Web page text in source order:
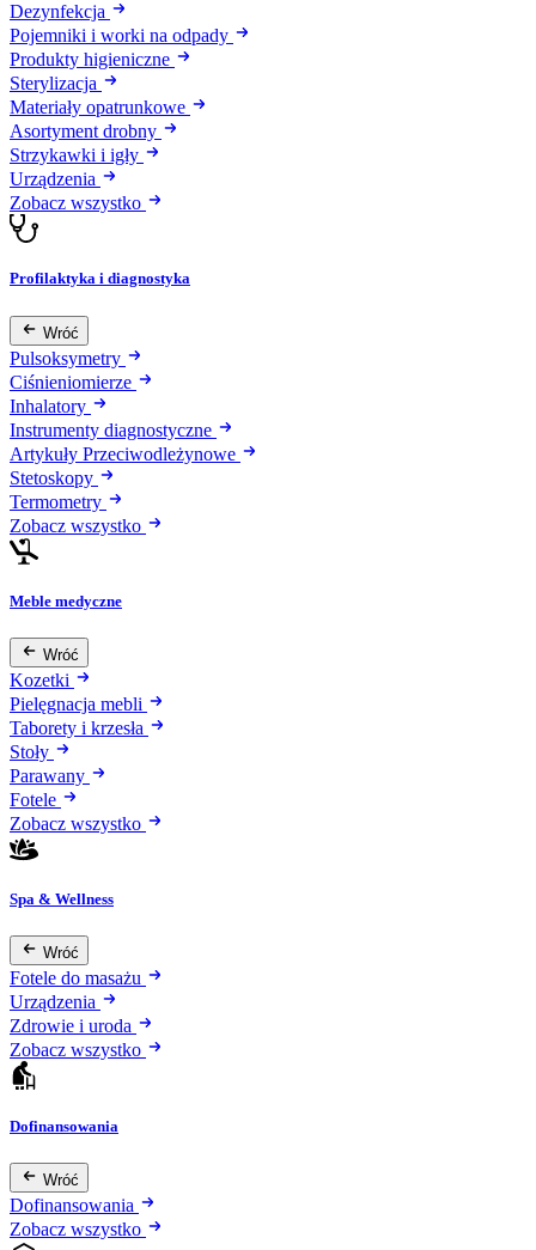
Dezynfekcja
Pojemniki i worki na odpady
Produkty higieniczne
Sterylizacja
Materiały opatrunkowe
Asortyment drobny
Strzykawki i igły
Urządzenia
Zobacz wszystko
Profilaktyka i diagnostyka
Wróć
Pulsoksymetry
Ciśnieniomierze
Inhalatory
Instrumenty diagnostyczne
Artykuły Przeciwodleżynowe
Stetoskopy
Termometry
Zobacz wszystko
Meble medyczne
Wróć
Kozetki
Pielęgnacja mebli
Taborety i krzesła
Stoły
Parawany
Fotele
Zobacz wszystko
Spa & Wellness
Wróć
Fotele do masażu
Urządzenia
Zdrowie i uroda
Zobacz wszystko
Dofinansowania
Wróć
Dofinansowania
Zobacz wszystko